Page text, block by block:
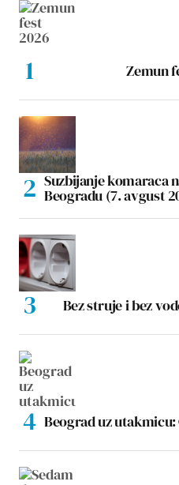
Zemun
Suzbijanje komaraca
Beogradu (7. avgust
Bez struje i bez
Beograd uz